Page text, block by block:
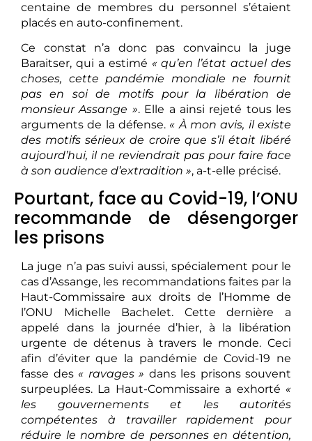
centaine de membres du personnel s’étaient
placés en auto-confinement.
Ce constat n’a donc pas convaincu la juge
Baraitser, qui a estimé « qu’en l’état actuel des
choses, cette pandémie mondiale ne fournit
pas en soi de motifs pour la libération de
monsieur Assange ». Elle a ainsi rejeté tous les
arguments de la défense. « À mon avis, il existe
des motifs sérieux de croire que s’il était libéré
aujourd’hui, il ne reviendrait pas pour faire face
à son audience d’extradition », a-t-elle précisé.
Pourtant, face au Covid-19, l’ONU
recommande de désengorger
les prisons
La juge n’a pas suivi aussi, spécialement pour le
cas d’Assange, les recommandations faites par la
Haut-Commissaire aux droits de l’Homme de
l’ONU Michelle Bachelet. Cette dernière a
appelé dans la journée d’hier, à la libération
urgente de détenus à travers le monde. Ceci
afin d’éviter que la pandémie de Covid-19 ne
fasse des « ravages » dans les prisons souvent
surpeuplées. La Haut-Commissaire a exhorté «
les gouvernements et les autorités
compétentes à travailler rapidement pour
réduire le nombre de personnes en détention,